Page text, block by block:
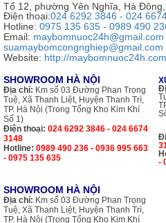
Tổ 12, phường Yên Nghĩa, Hà
Điện thoại:024 6292 3846 - 024
Hotline: 0975 135 635 - 0989 490
Email: maybomnuoc24h@gmail.com
suamaybomcongnghiep@gmail.com
Website: http://
SHOWROOM HÀ NỘI
Địa chỉ: Km số 03 Đường Phan Trọng
Tuệ, Xã Thanh Liệt, Huyện Thanh Trì,
TP. Hà Nội (Trong Tổng Kho Kim Khí
Số 1)
Điện thoại: 024 6292 3846 - 024 6674
3148
Hotline: 0989 490 236 - 0936 995 663
- 0975 135 635
-
SHOWROOM HÀ NỘI
Địa chỉ: Km số 03 Đường Phan Trọng
Tuệ, Xã Thanh Liệt, Huyện Thanh Trì,
TP. Hà Nội (Trong Tổng Kho Kim Khí